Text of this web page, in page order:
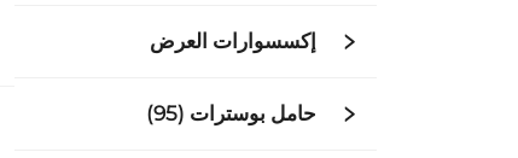
إكسسوارات العرض
حامل بوسترات (95)